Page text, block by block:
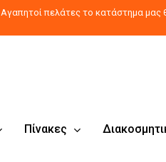
Αγαπητοί πελάτες το κατάστημα μας
Πίνακες